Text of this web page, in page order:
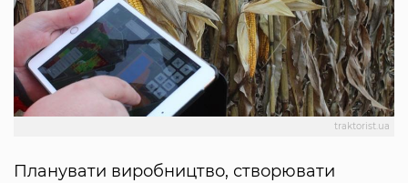
traktorist.ua
Планувати виробництво, створювати